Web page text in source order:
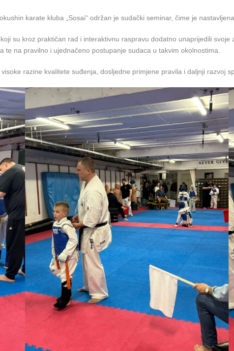
karate kluba „Sosai“ održan je sudački seminar, čime je
su kroz praktičan rad i interaktivnu raspravu dodatno unaprijedili
te na pravilno i ujednačeno postupanje sudaca u takvim okolnostima.
razine kvalitete suđenja, dosljedne primjene pravila i daljnji razvoj